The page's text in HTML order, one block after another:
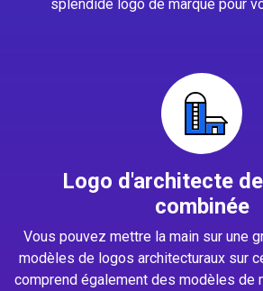
splendide logo de marque pour
Logo d'architecte
combinée
Vous pouvez mettre la main sur une
modèles de logos architecturaux sur
comprend également des modèles de